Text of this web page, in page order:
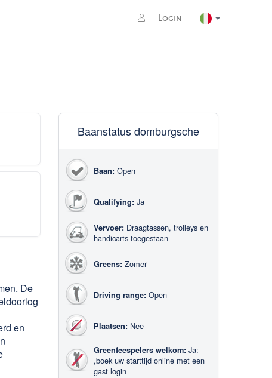
Login
De
en
Baanstatus domburgsche
Baan: Open
Qualifying: Ja
Vervoer: Draagtassen, trolleys en
handicarts toegestaan
Greens: Zomer
Driving range: Open
Plaatsen: Nee
Greenfeespelers welkom: Ja:
,boek uw starttijd online met een
gast login